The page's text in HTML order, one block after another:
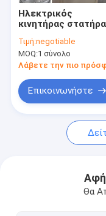
Γύρος
Νέα
Ζητήστε ένα
Μηχανή
Ηλεκτρικός
κινητήρας στατήρα
εξοπλισμού
περιστροφής
ISO9001
Τιμή:negotiable
MOQ:1 σύνολο
Λάβετε την πιο
Επικοινωνήστε
Θα